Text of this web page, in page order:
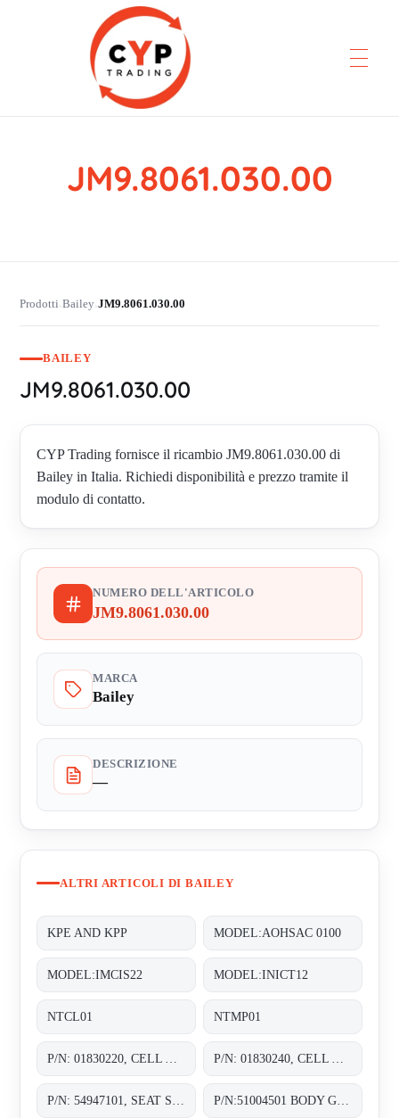
CYP Trading
Professionelle Ersatzteilbeschaffung
JM9.8061.030.00
Prodotti›Bailey›JM9.8061.030.00
BAILEY
JM9.8061.030.00
CYP Trading fornisce il ricambio JM9.8061.030.00 di
Bailey in Italia. Richiedi disponibilità e prezzo tramite il
modulo di contatto.
NUMERO DELL'ARTICOLO
JM9.8061.030.00
MARCA
Bailey
DESCRIZIONE
—
ALTRI ARTICOLI DI BAILEY
KPE AND KPP MODEL:AOHSAC 0100
MODEL:IMCIS22 MODEL:INICT12
NTCL01 NTMP01